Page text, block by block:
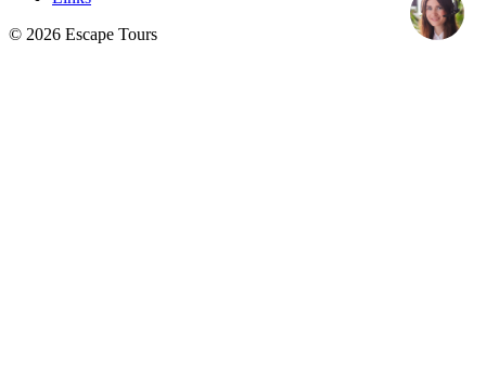
© 2026 Escape Tours